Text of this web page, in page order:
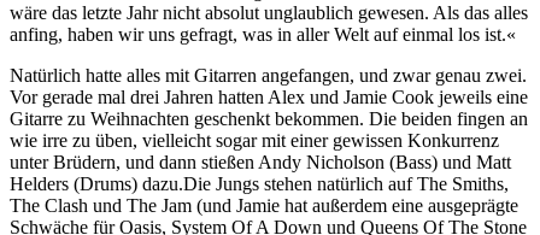
wäre das letzte Jahr nicht absolut unglaublich gewesen. Als das alles
anfing, haben wir uns gefragt, was in aller Welt auf einmal los ist.«
Natürlich hatte alles mit Gitarren angefangen, und zwar genau zwei.
Vor gerade mal drei Jahren hatten Alex und Jamie Cook jeweils eine
Gitarre zu Weihnachten geschenkt bekommen. Die beiden fingen an
wie irre zu üben, vielleicht sogar mit einer gewissen Konkurrenz
unter Brüdern, und dann stießen Andy Nicholson (Bass) und Matt
Helders (Drums) dazu.Die Jungs stehen natürlich auf The Smiths,
The Clash und The Jam (und Jamie hat außerdem eine ausgeprägte
Schwäche für Oasis, System Of A Down und Queens Of The Stone